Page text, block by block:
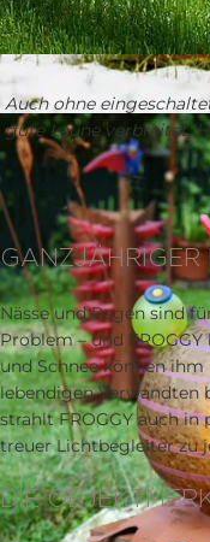
Auch ohne
gute Laune verbreitet.
GANZJÄHRIGER
Nässe und Regen sind
Problem – und
und Schnee können
lebendigen Verwandten
strahlt FROGGY auch in
treuer Lichtbegleiter zu
DIE